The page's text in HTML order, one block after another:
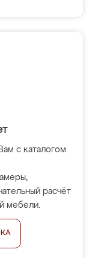
с каталогом
расчёт
мебели.